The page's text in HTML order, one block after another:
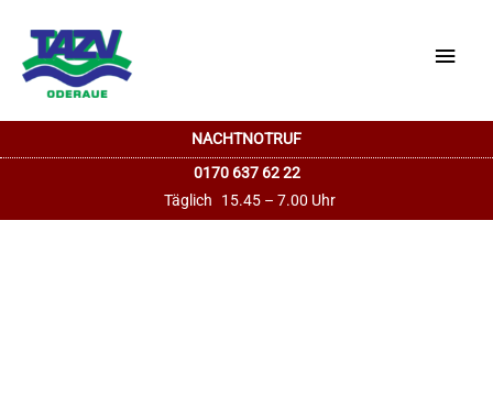
NACHTNOTRUF
0170 637 62 22
Täglich
15.45 – 7.00 Uhr